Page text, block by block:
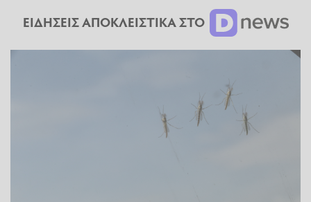
ΕΙΔΗΣΕΙΣ ΑΠΟΚΛΕΙΣΤΙΚΑ ΣΤΟ